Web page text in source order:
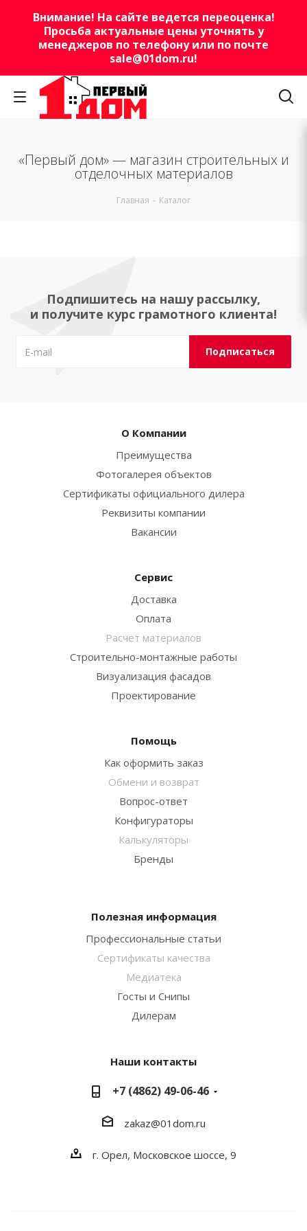
Внимание! На сайте ведется переоценка!
Просьба актуальные цены уточнять у
менеджеров по телефону или по почте
sale@01dom.ru!
«Первый дом» — магазин строительных и
отделочных материалов
Главная - Каталог
Подпишитесь на нашу рассылку,
и получите курс грамотного клиента!
О Компании
Преимущества
Фотогалерея объектов
Сертификаты официального дилера
Реквизиты компании
Вакансии
Сервис
Доставка
Оплата
Расчет материалов
Строительно-монтажные работы
Визуализация фасадов
Проектирование
Помощь
Как оформить заказ
Обмени и возврат
Вопрос-ответ
Конфигураторы
Калькуляторы
Бренды
Полезная информация
Профессиональные статьи
Сертификаты качества
Медиатека
Госты и Снипы
Дилерам
Наши контакты
+7 (4862) 49-06-46
zakaz@01dom.ru
г. Орел, Московское шоссе, 9